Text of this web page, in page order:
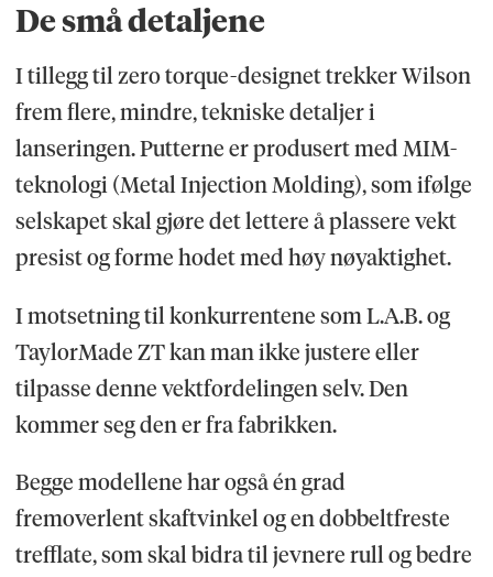
De små detaljene
I tillegg til zero torque-designet trekker Wilson
frem flere, mindre, tekniske detaljer i
lanseringen. Putterne er produsert med MIM-
teknologi (Metal Injection Molding), som ifølge
selskapet skal gjøre det lettere å plassere vekt
presist og forme hodet med høy nøyaktighet.
I motsetning til konkurrentene som L.A.B. og
TaylorMade ZT kan man ikke justere eller
tilpasse denne vektfordelingen selv. Den
kommer seg den er fra fabrikken.
Begge modellene har også én grad
fremoverlent skaftvinkel og en dobbeltfreste
trefflate, som skal bidra til jevnere rull og bedre